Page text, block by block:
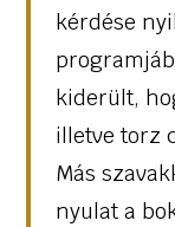
kérdése
kiderült,
illetve torz
Más
nyulat a